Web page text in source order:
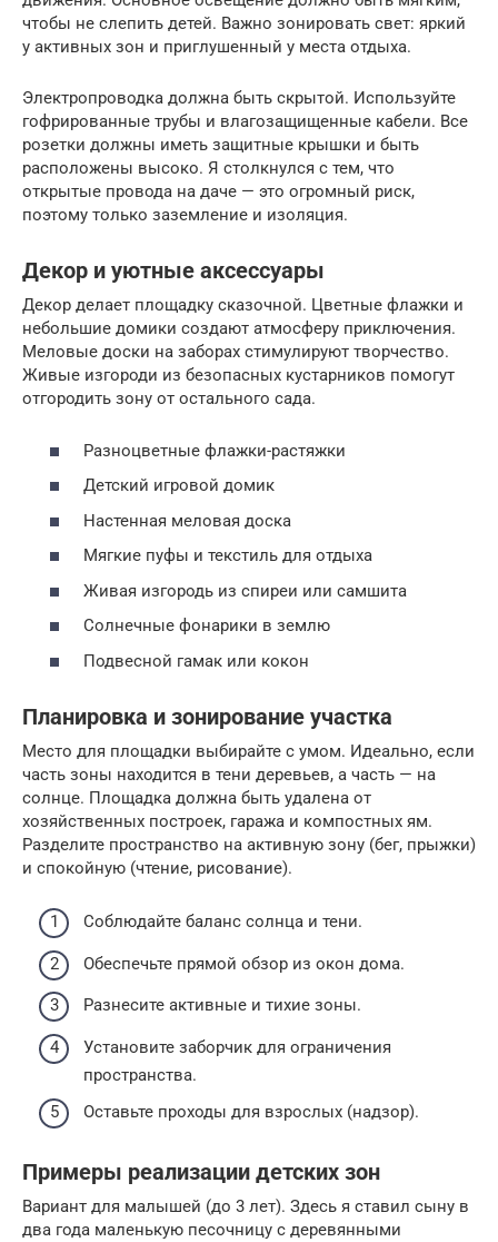
чтобы не слепить детей. Важно зонировать свет: яркий
у активных зон и приглушенный у места отдыха.
Электропроводка должна быть скрытой. Используйте
гофрированные трубы и влагозащищенные кабели. Все
розетки должны иметь защитные крышки и быть
расположены высоко. Я столкнулся с тем, что
открытые провода на даче — это огромный риск,
поэтому только заземление и изоляция.
Декор и уютные аксессуары
Декор делает площадку сказочной. Цветные флажки и
небольшие домики создают атмосферу приключения.
Меловые доски на заборах стимулируют творчество.
Живые изгороди из безопасных кустарников помогут
отгородить зону от остального сада.
Разноцветные флажки-растяжки
Детский игровой домик
Настенная меловая доска
Мягкие пуфы и текстиль для отдыха
Живая изгородь из спиреи или самшита
Солнечные фонарики в землю
Подвесной гамак или кокон
Планировка и зонирование участка
Место для площадки выбирайте с умом. Идеально, если
часть зоны находится в тени деревьев, а часть — на
солнце. Площадка должна быть удалена от
хозяйственных построек, гаража и компостных ям.
Разделите пространство на активную зону (бег, прыжки)
и спокойную (чтение, рисование).
Соблюдайте баланс солнца и тени.
Обеспечьте прямой обзор из окон дома.
Разнесите активные и тихие зоны.
Установите заборчик для ограничения
пространства.
Оставьте проходы для взрослых (надзор).
Примеры реализации детских зон
Вариант для малышей (до 3 лет). Здесь я ставил сыну в
два года маленькую песочницу с деревянными